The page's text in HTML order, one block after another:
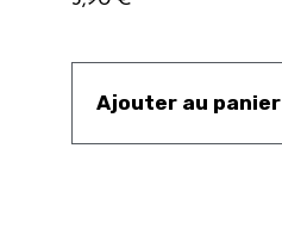
Ajouter au panier